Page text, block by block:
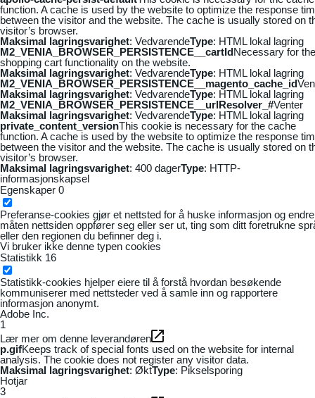
function. A cache is used by the website to optimize the response
between the visitor and the website. The cache is usually stored on
visitor’s browser.
Maksimal lagringsvarighet: VedvarendeType: HTML lokal lagring
M2_VENIA_BROWSER_PERSISTENCE__cartIdNecessary for the
shopping cart functionality on the website.
Maksimal lagringsvarighet: VedvarendeType: HTML lokal lagring
M2_VENIA_BROWSER_PERSISTENCE__magento_cache_id
Maksimal lagringsvarighet: VedvarendeType: HTML lokal lagring
M2_VENIA_BROWSER_PERSISTENCE__urlResolver_#Venter
Maksimal lagringsvarighet: VedvarendeType: HTML lokal lagring
private_content_versionThis cookie is necessary for the cache
function. A cache is used by the website to optimize the response
between the visitor and the website. The cache is usually stored on
visitor’s browser.
Maksimal lagringsvarighet: 400 dagerType: HTTP-
informasjonskapsel
Egenskaper 0
Preferanse-cookies gjør et nettsted for å huske informasjon og
måten nettsiden oppfører seg eller ser ut, ting som ditt foretrukne
eller den regionen du befinner deg i.
Vi bruker ikke denne typen cookies
Statistikk 16
Statistikk-cookies hjelper eiere til å forstå hvordan besøkende
kommuniserer med nettsteder ved å samle inn og rapportere
informasjon anonymt.
Adobe Inc.
1
Lær mer om denne leverandøren
p.gifKeeps track of special fonts used on the website for internal
analysis. The cookie does not register any visitor data.
Maksimal lagringsvarighet: ØktType: Pikselsporing
Hotjar
3